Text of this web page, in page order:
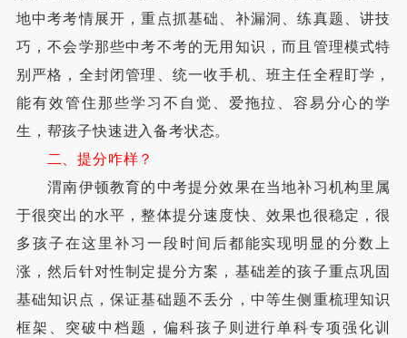
地中考考情展开，重点抓基础、补漏洞、练真题、讲技
巧，不会学那些中考不考的无用知识，而且管理模式特
别严格，全封闭管理、统一收手机、班主任全程盯学，
能有效管住那些学习不自觉、爱拖拉、容易分心的学
生，帮孩子快速进入备考状态。
二、提分咋样？
渭南伊顿教育的中考提分效果在当地补习机构里属
于很突出的水平，整体提分速度快、效果也很稳定，很
多孩子在这里补习一段时间后都能实现明显的分数上
涨，然后针对性制定提分方案，基础差的孩子重点巩固
基础知识点，保证基础题不丢分，中等生侧重梳理知识
框架、突破中档题，偏科孩子则进行单科专项强化训